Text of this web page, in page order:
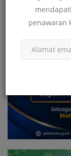
penawaran